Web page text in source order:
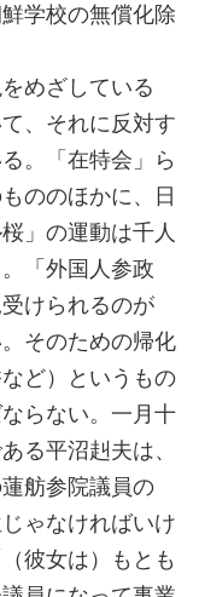
学校の無償化除
めざしている
、それに反対す
。「在特会」ら
ののほかに、日
」の運動は千人
「外国人参政
けられるのが
そのための帰化
ど）というもの
らない。一月十
る平沼赳夫は、
舫参院議員の
ゃなければいけ
彼女は）もとも